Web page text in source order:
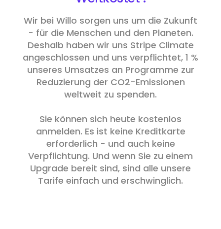
Wir bei Willo sorgen uns um die Zukunft
- für die Menschen und den Planeten.
Deshalb haben wir uns Stripe Climate
angeschlossen und uns verpflichtet, 1 %
unseres Umsatzes an Programme zur
Reduzierung der CO2-Emissionen
weltweit zu spenden.
Sie können sich heute kostenlos
anmelden. Es ist keine Kreditkarte
erforderlich - und auch keine
Verpflichtung. Und wenn Sie zu einem
Upgrade bereit sind, sind alle unsere
Tarife einfach und erschwinglich.